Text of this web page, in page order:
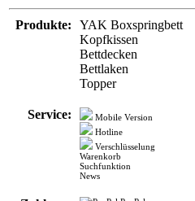
Topper
Mobile Version
Hotline
Verschlüsselung
Warenkorb
News
PayPal
Visa